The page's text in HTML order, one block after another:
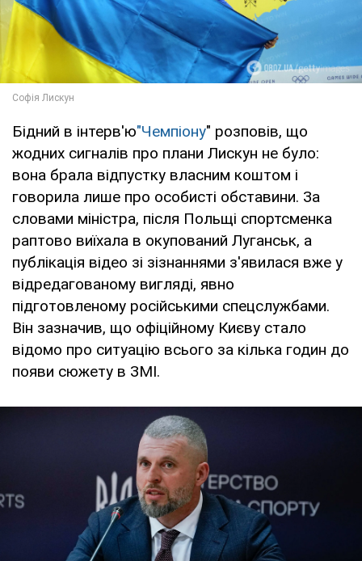
Бідний в інтерв'ю"Чемпіону" розповів, що
жодних сигналів про плани Лискун не було:
вона брала відпустку власним коштом і
говорила лише про особисті обставини. За
словами міністра, після Польщі спортсменка
раптово виїхала в окупований Луганськ, а
публікація відео зі зізнаннями з'явилася вже у
відредагованому вигляді, явно
підготовленому російськими спецслужбами.
Він зазначив, що офіційному Києву стало
відомо про ситуацію всього за кілька годин до
появи сюжету в ЗМІ.